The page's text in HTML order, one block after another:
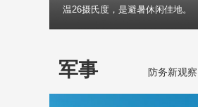
温26摄氏度，是避暑休闲佳地。
军事 防务新观察